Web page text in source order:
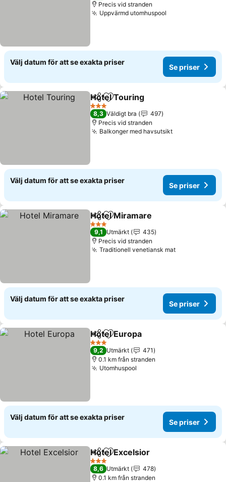
Precis vid stranden
Uppvärmd utomhuspool
Välj datum för att se exakta priser
Se priser
Dela Lägg till i Mina Favoriter
Hotel Touring
3 Stjärnor
8,3 Väldigt bra
497
Precis vid stranden
Balkonger med havsutsiktSe priser
Välj datum för att se exakta priser
Se priser
Dela Lägg till i Mina Favoriter
Hotel Miramare
3 Stjärnor
9,1 Utmärkt
435
Precis vid stranden
Traditionell venetiansk matSe priser
Välj datum för att se exakta priser
Se priser
Dela Lägg till i Mina Favoriter
Hotel Europa
3 Stjärnor
9,2 Utmärkt
471
0.1 km från stranden
Utomhuspool
Välj datum för att se exakta priser
Se priser
Dela Lägg till i Mina Favoriter
Hotel Excelsior
3 Stjärnor
8,6 Utmärkt
478
0.1 km från stranden